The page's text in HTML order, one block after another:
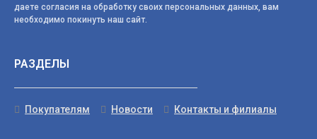
даете согласия на обработку своих персональных данных, вам
необходимо покинуть наш сайт.
РАЗДЕЛЫ
Покупателям Новости Контакты и филиалы